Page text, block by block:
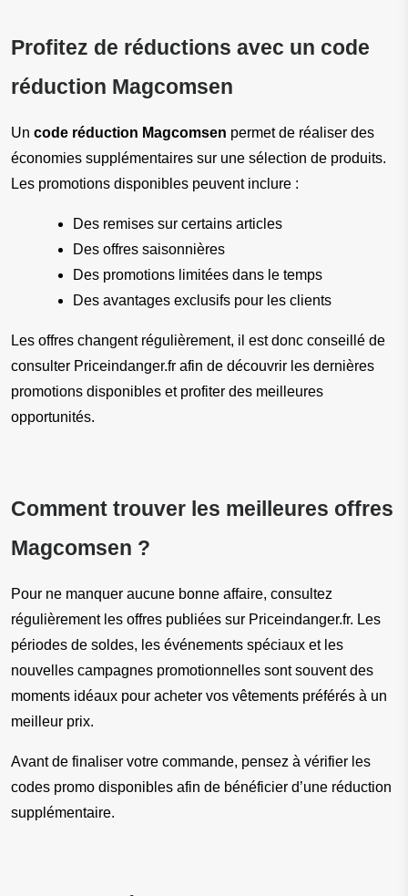
Profitez de réductions avec un code
réduction Magcomsen
Un code réduction Magcomsen permet de réaliser des
économies supplémentaires sur une sélection de produits.
Les promotions disponibles peuvent inclure :
Des remises sur certains articles
Des offres saisonnières
Des promotions limitées dans le temps
Des avantages exclusifs pour les clients
Les offres changent régulièrement, il est donc conseillé de
consulter Priceindanger.fr afin de découvrir les dernières
promotions disponibles et profiter des meilleures
opportunités.
Comment trouver les meilleures offres
Magcomsen ?
Pour ne manquer aucune bonne affaire, consultez
régulièrement les offres publiées sur Priceindanger.fr. Les
périodes de soldes, les événements spéciaux et les
nouvelles campagnes promotionnelles sont souvent des
moments idéaux pour acheter vos vêtements préférés à un
meilleur prix.
Avant de finaliser votre commande, pensez à vérifier les
codes promo disponibles afin de bénéficier d’une réduction
supplémentaire.